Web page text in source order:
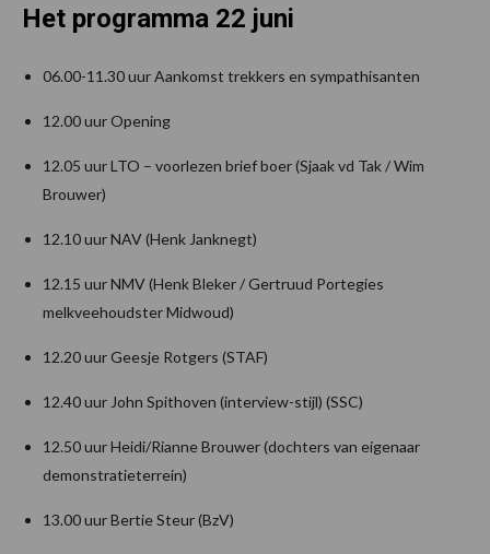
Het programma 22 juni
06.00-11.30 uur Aankomst trekkers en sympathisanten
12.00 uur Opening
12.05 uur LTO – voorlezen brief boer (Sjaak vd Tak / Wim
Brouwer)
12.10 uur NAV (Henk Janknegt)
12.15 uur NMV (Henk Bleker / Gertruud Portegies
melkveehoudster Midwoud)
12.20 uur Geesje Rotgers (STAF)
12.40 uur John Spithoven (interview-stijl) (SSC)
12.50 uur Heidi/Rianne Brouwer (dochters van eigenaar
demonstratieterrein)
13.00 uur Bertie Steur (BzV)